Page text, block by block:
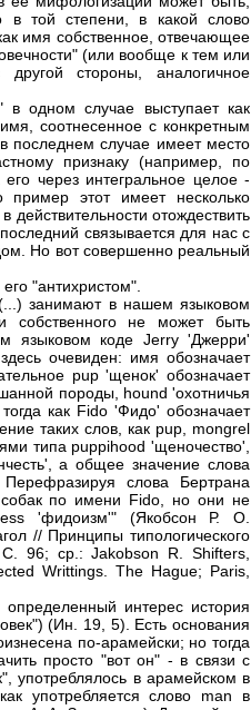
той степени, в какой слово
имя собственное, отвечающее
(или вообще к тем или
стороны, аналогичное
в одном случае выступает как
соотнесенное с конкретным
последнем случае имеет место
признаку (например, по
через интегральное целое -
пример этот имеет несколько
действительности отождествить
связывается для нас с
Но вот совершенно реальный
"антихристом".
занимают в нашем языковом
собственного не может быть
языковом коде Jerry 'Джерри'
очевиден: имя обозначает
pup 'щенок' обозначает
породы, hound 'охотничья
как Fido 'Фидо' обозначает
таких слов, как pup, mongrel
типа puppihood 'щеночество',
а общее значение слова
слова Бертрана
собак по имени Fido, но они не
'фидоизм'" (Якобсон Р. О.
// Принципы типологического
96; ср.: Jakobson R. Shifters,
Writtings. The Hague; Paris,
интерес история
(Ин. 19, 5). Есть основания
по-арамейски; но тогда
просто "вот он" - в связи с
употреблялось в арамейском в
употребляется слово man в